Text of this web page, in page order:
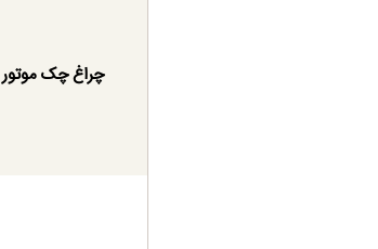
چراغ چک موتور